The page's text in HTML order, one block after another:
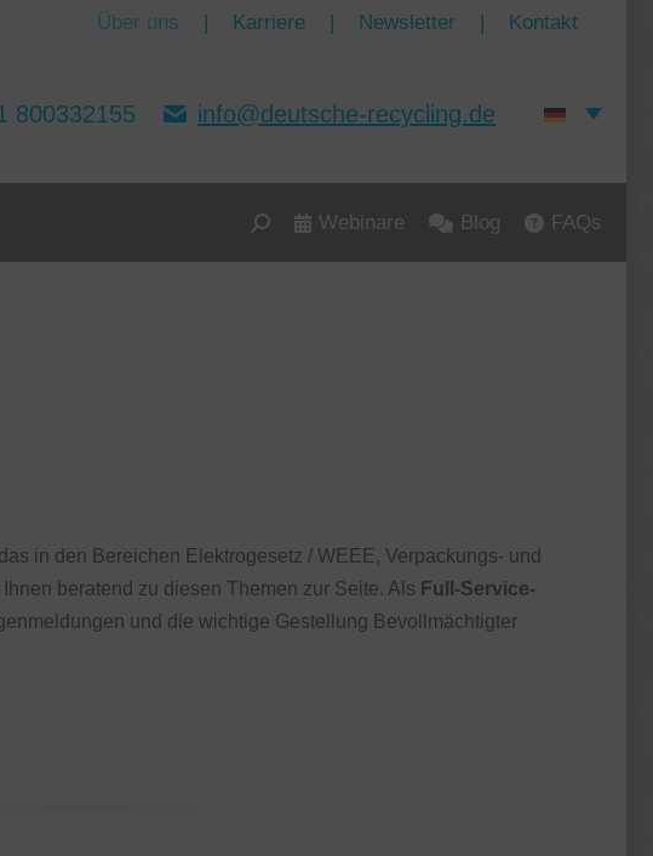
Über uns | Karriere | Newsletter | Kontakt
800332155 info@deutsche-recycling.de
Search: Webinare Blog FAQs
in den Bereichen Elektrogesetz / WEEE, Verpackungs- und
beratend zu diesen Themen zur Seite. Als Full-Service-
und die wichtige Gestellung Bevollmächtigter